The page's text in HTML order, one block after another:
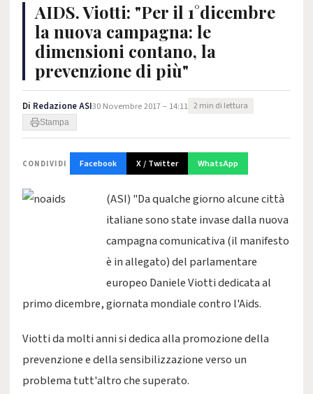
AIDS. Viotti: "Per il 1°dicembre
la nuova campagna: le
dimensioni contano, la
prevenzione di più"
Di Redazione ASI30 Novembre 2017 – 14:11 2 min di lettura
Stampa
CONDIVIDI Facebook X / Twitter WhatsApp
(ASI) "Da qualche giorno alcune città
italiane sono state invase dalla nuova
campagna comunicativa (il manifesto
è in allegato) del parlamentare
europeo Daniele Viotti dedicata al
primo dicembre, giornata mondiale contro l'Aids.
Viotti da molti anni si dedica alla promozione della
prevenzione e della sensibilizzazione verso un
problema tutt'altro che superato.